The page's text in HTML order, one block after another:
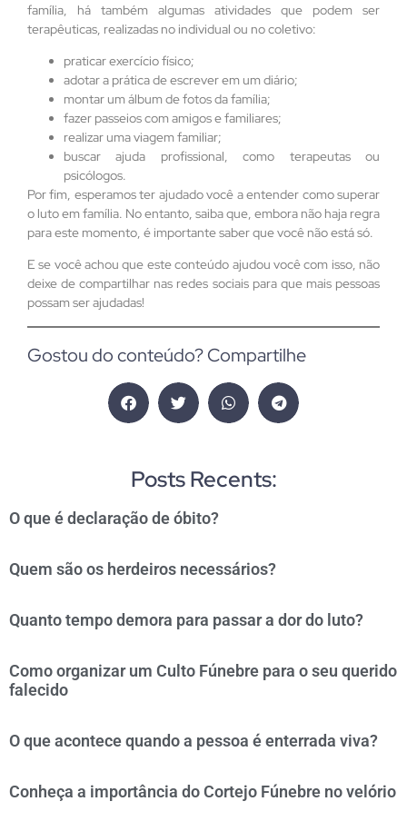
família, há também algumas atividades que podem ser
terapêuticas, realizadas no individual ou no coletivo:
praticar exercício físico;
adotar a prática de escrever em um diário;
montar um álbum de fotos da família;
fazer passeios com amigos e familiares;
realizar uma viagem familiar;
buscar ajuda profissional, como terapeutas ou
psicólogos.
Por fim, esperamos ter ajudado você a entender como superar
o luto em família. No entanto, saiba que, embora não haja regra
para este momento, é importante saber que você não está só.
E se você achou que este conteúdo ajudou você com isso, não
deixe de compartilhar nas redes sociais para que mais pessoas
possam ser ajudadas!
Gostou do conteúdo? Compartilhe
Posts Recents:
O que é declaração de óbito?
Quem são os herdeiros necessários?
Quanto tempo demora para passar a dor do luto?
Como organizar um Culto Fúnebre para o seu querido
falecido
O que acontece quando a pessoa é enterrada viva?
Conheça a importância do Cortejo Fúnebre no velório